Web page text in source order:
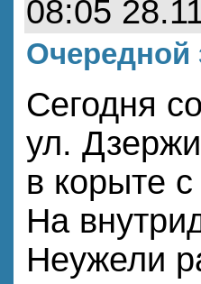
08:05
Очередной
Сегодня
ул.
в корыте
На
Неужели